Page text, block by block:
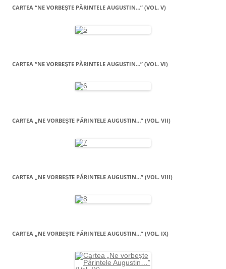
CARTEA “NE VORBEŞTE PĂRINTELE AUGUSTIN…” (VOL. V)
CARTEA “NE VORBEŞTE PĂRINTELE AUGUSTIN…” (VOL. VI)
CARTEA „NE VORBEŞTE PĂRINTELE AUGUSTIN…” (VOL. VII)
CARTEA „NE VORBEŞTE PĂRINTELE AUGUSTIN…” (VOL. VIII)
CARTEA „NE VORBEŞTE PĂRINTELE AUGUSTIN…” (VOL. IX)